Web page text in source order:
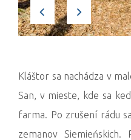
Kláštor sa nachádza v
San, v mieste, kde sa
farma. Po zrušení rádu
zemanov Siemieńskich.